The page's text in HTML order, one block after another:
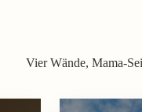
Vier Wände, Mama-